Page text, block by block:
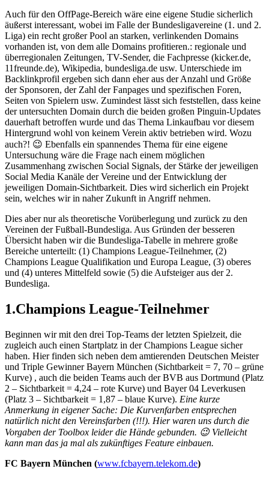
Auch für den OffPage-Bereich wäre eine eigene Studie sicherlich
äußerst interessant, wobei im Falle der Bundesligavereine (1. und 2.
Liga) ein recht großer Pool an starken, verlinkenden Domains
vorhanden ist, von dem alle Domains profitieren.: regionale und
überregionalen Zeitungen, TV-Sender, die Fachpresse (kicker.de,
11freunde.de), Wikipedia, bundesliga.de usw. Unterschiede im
Backlinkprofil ergeben sich dann eher aus der Anzahl und Größe
der Sponsoren, der Zahl der Fanpages und spezifischen Foren,
Seiten von Spielern usw. Zumindest lässt sich feststellen, dass keine
der untersuchten Domain durch die beiden großen Pinguin-Updates
dauerhaft betroffen wurde und das Thema Linkaufbau vor diesem
Hintergrund wohl von keinem Verein aktiv betrieben wird. Wozu
auch?! 😉 Ebenfalls ein spannendes Thema für eine eigene
Untersuchung wäre die Frage nach einem möglichen
Zusammenhang zwischen Social Signals, der Stärke der jeweiligen
Social Media Kanäle der Vereine und der Entwicklung der
jeweiligen Domain-Sichtbarkeit. Dies wird sicherlich ein Projekt
sein, welches wir in naher Zukunft in Angriff nehmen.
Dies aber nur als theoretische Vorüberlegung und zurück zu den
Vereinen der Fußball-Bundesliga. Aus Gründen der besseren
Übersicht haben wir die Bundesliga-Tabelle in mehrere große
Bereiche unterteilt: (1) Champions League-Teilnehmer, (2)
Champions League Qualifikation und Europa League, (3) oberes
und (4) unteres Mittelfeld sowie (5) die Aufsteiger aus der 2.
Bundesliga.
1.Champions League-Teilnehmer
Beginnen wir mit den drei Top-Teams der letzten Spielzeit, die
zugleich auch einen Startplatz in der Champions League sicher
haben. Hier finden sich neben dem amtierenden Deutschen Meister
und Triple Gewinner Bayern München (Sichtbarkeit = 7, 70 – grüne
Kurve) , auch die beiden Teams auch der BVB aus Dortmund (Platz
2 – Sichtbarkeit = 4,24 – rote Kurve) und Bayer 04 Leverkusen
(Platz 3 – Sichtbarkeit = 1,87 – blaue Kurve). Eine kurze
Anmerkung in eigener Sache: Die Kurvenfarben entsprechen
natürlich nicht den Vereinsfarben (!!!). Hier waren uns durch die
Vorgaben der Toolbox leider die Hände gebunden. 😉 Vielleicht
kann man das ja mal als zukünftiges Feature einbauen.
FC Bayern München (www.fcbayern.telekom.de)